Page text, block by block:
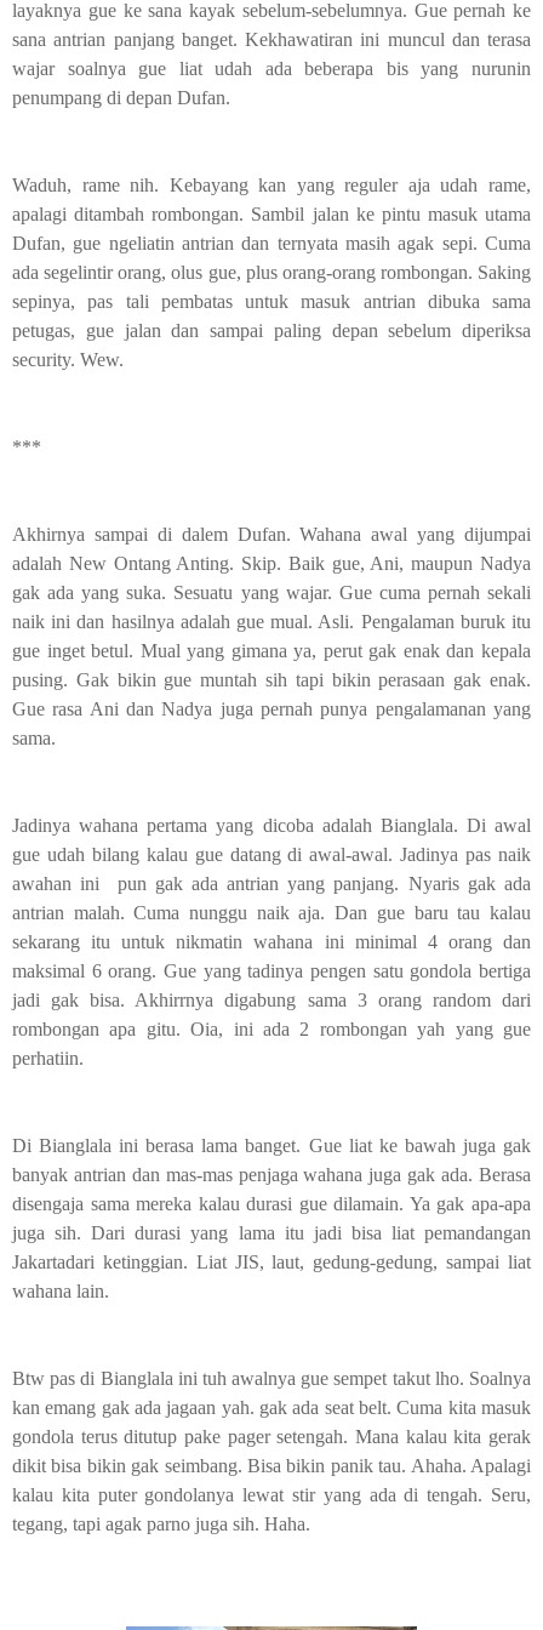
layaknya gue ke sana kayak sebelum-sebelumnya. Gue pernah ke
sana antrian panjang banget. Kekhawatiran ini muncul dan terasa
wajar soalnya gue liat udah ada beberapa bis yang nurunin
penumpang di depan Dufan.
Waduh, rame nih. Kebayang kan yang reguler aja udah rame,
apalagi ditambah rombongan. Sambil jalan ke pintu masuk utama
Dufan, gue ngeliatin antrian dan ternyata masih agak sepi. Cuma
ada segelintir orang, olus gue, plus orang-orang rombongan. Saking
sepinya, pas tali pembatas untuk masuk antrian dibuka sama
petugas, gue jalan dan sampai paling depan sebelum diperiksa
security. Wew.
***
Akhirnya sampai di dalem Dufan. Wahana awal yang dijumpai
adalah New Ontang Anting. Skip. Baik gue, Ani, maupun Nadya
gak ada yang suka. Sesuatu yang wajar. Gue cuma pernah sekali
naik ini dan hasilnya adalah gue mual. Asli. Pengalaman buruk itu
gue inget betul. Mual yang gimana ya, perut gak enak dan kepala
pusing. Gak bikin gue muntah sih tapi bikin perasaan gak enak.
Gue rasa Ani dan Nadya juga pernah punya pengalamanan yang
sama.
Jadinya wahana pertama yang dicoba adalah Bianglala. Di awal
gue udah bilang kalau gue datang di awal-awal. Jadinya pas naik
awahan ini pun gak ada antrian yang panjang. Nyaris gak ada
antrian malah. Cuma nunggu naik aja. Dan gue baru tau kalau
sekarang itu untuk nikmatin wahana ini minimal 4 orang dan
maksimal 6 orang. Gue yang tadinya pengen satu gondola bertiga
jadi gak bisa. Akhirrnya digabung sama 3 orang random dari
rombongan apa gitu. Oia, ini ada 2 rombongan yah yang gue
perhatiin.
Di Bianglala ini berasa lama banget. Gue liat ke bawah juga gak
banyak antrian dan mas-mas penjaga wahana juga gak ada. Berasa
disengaja sama mereka kalau durasi gue dilamain. Ya gak apa-apa
juga sih. Dari durasi yang lama itu jadi bisa liat pemandangan
Jakartadari ketinggian. Liat JIS, laut, gedung-gedung, sampai liat
wahana lain.
Btw pas di Bianglala ini tuh awalnya gue sempet takut lho. Soalnya
kan emang gak ada jagaan yah. gak ada seat belt. Cuma kita masuk
gondola terus ditutup pake pager setengah. Mana kalau kita gerak
dikit bisa bikin gak seimbang. Bisa bikin panik tau. Ahaha. Apalagi
kalau kita puter gondolanya lewat stir yang ada di tengah. Seru,
tegang, tapi agak parno juga sih. Haha.